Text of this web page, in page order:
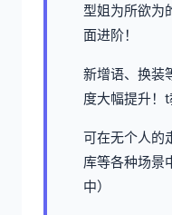
型姐为所欲为
面进阶！
新增语、换装
度大幅提升！
可在无个人的
库等各种场景
中）